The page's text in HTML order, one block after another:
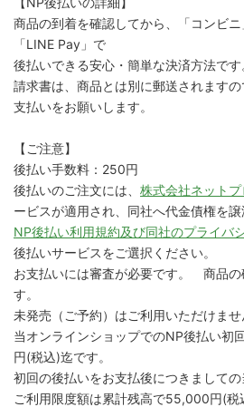
商品の到着を確認してから、「コンビニ
「LINE Pay」で
後払いできる安心・簡単な決済方法です
請求書は、商品とは別に郵送されます
支払いをお願いします。
【ご注意】
後払い手数料：250円
後払いのご注文には、 株式会社ネット
ービスが適用され、同社へ代金債権を譲
NP後払い利用規約及び同社のプライバ
後払いサービスをご選択ください。
お支払いには審査が必要です。 商品の
す。
未発売（ご予約）はご利用いただけませ
当オンラインショップでのNP後払い初
円(税込)迄です。
初回の後払いをお支払後につきまして
ご利用限度額は累計残高で55,000円(税